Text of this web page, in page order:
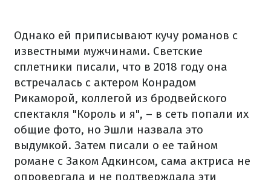
Однако ей приписывают кучу романов с
известными мужчинами. Светские
сплетники писали, что в 2018 году она
встречалась с актером Конрадом
Рикаморой, коллегой из бродвейского
спектакля "Король и я", – в сеть попали их
общие фото, но Эшли назвала это
выдумкой. Затем писали о ее тайном
романе с Заком Адкинсом, сама актриса не
опровергала и не подтверждала эти